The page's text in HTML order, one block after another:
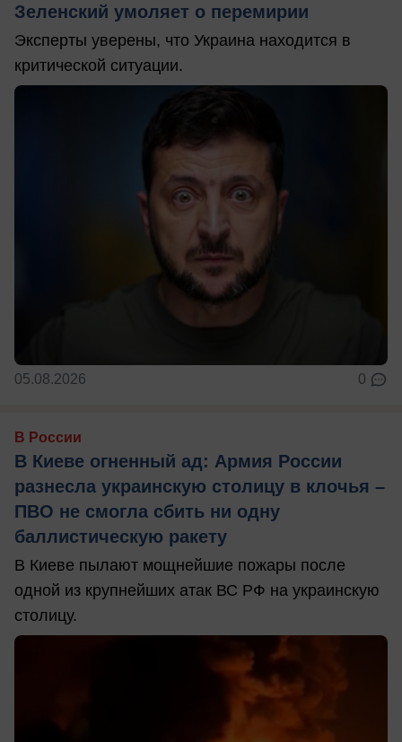
Зеленский умоляет о перемирии
Эксперты уверены, что Украина находится в
критической ситуации.
05.08.2026 0
В России
В Киеве огненный ад: Армия России
разнесла украинскую столицу в клочья –
ПВО не смогла сбить ни одну
баллистическую ракету
В Киеве пылают мощнейшие пожары после
одной из крупнейших атак ВС РФ на украинскую
столицу.